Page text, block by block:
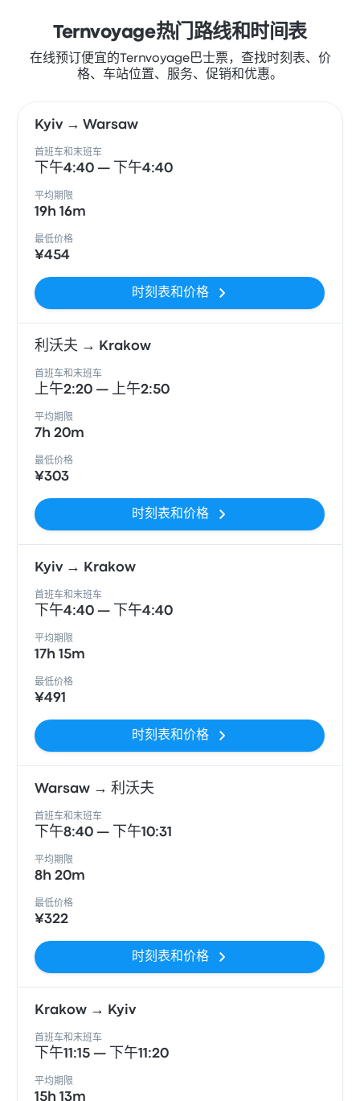
Ternvoyage热门路线和时间表
在线预订便宜的Ternvoyage巴士票，查找时刻表、价
格、车站位置、服务、促销和优惠。
Kyiv → Warsaw
首班车和末班车
下午4:40 — 下午4:40
平均期限
19h 16m
最低价格
¥454
时刻表和价格
利沃夫 → Krakow
首班车和末班车
上午2:20 — 上午2:50
平均期限
7h 20m
最低价格
¥303
时刻表和价格
Kyiv → Krakow
首班车和末班车
下午4:40 — 下午4:40
平均期限
17h 15m
最低价格
¥491
时刻表和价格
Warsaw → 利沃夫
首班车和末班车
下午8:40 — 下午10:31
平均期限
8h 20m
最低价格
¥322
时刻表和价格
Krakow → Kyiv
首班车和末班车
下午11:15 — 下午11:20
平均期限
15h 13m